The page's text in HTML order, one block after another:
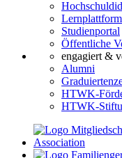
Studienportal
Öffentliche
engagiert &
Alumni
HTWK-
HTWK-